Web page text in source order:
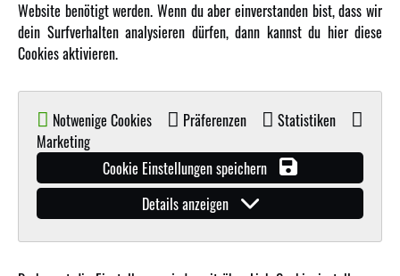
Malinos - Die kreative Seite von Amewi
Werden Sie Amewi Händler
© Copyright 2019 - 2026 Amewi Trade GmbH - Alle Rechte vorbehalten |Impressum| Der
Website benötigt werden. Wenn du aber einverstanden bist, dass wir
dein Surfverhalten analysieren dürfen, dann kannst du hier diese
Cookies aktivieren.
Notwenige Cookies Präferenzen
Statistiken
Marketing
Cookie Einstellungen speichern
Details anzeigen